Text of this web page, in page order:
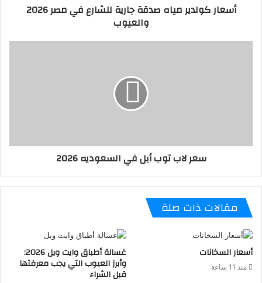
أسعار كولدير مياه صدقة جارية للشارع في مصر 2026
والعيوب
سعر لاب توب أبل في السعوديه 2026
مقالات ذات صلة
أسعار السخانات
منذ 11 ساعة
غسالة أطباق وايت ويل 2026:
وأبرز العيوب التي يجب معرفتها
قبل الشراء